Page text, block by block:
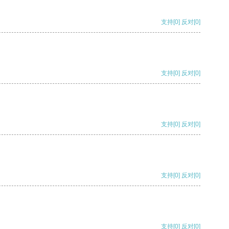
支持[0] 反对[0]
支持[0] 反对[0]
支持[0] 反对[0]
支持[0] 反对[0]
支持[0] 反对[0]